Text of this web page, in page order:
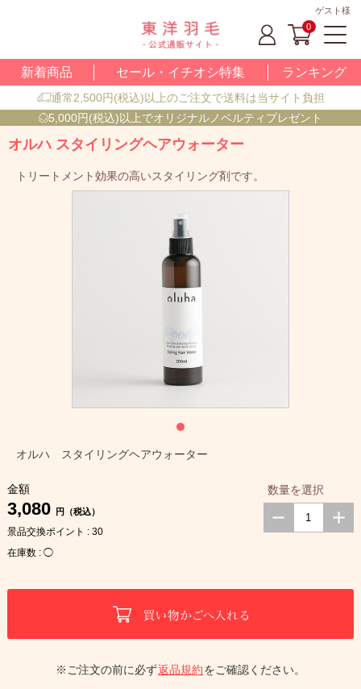
ゲスト様
0
新着商品 セール・イチオシ特集 ランキング
通常2,500円(税込)以上のご注文で送料は当サイト負担
5,000円(税込)以上でオリジナルノベルティプレゼント
オルハ スタイリングヘアウォーター
トリートメント効果の高いスタイリング剤です。
オルハ スタイリングヘアウォーター
金額
3,080 円（税込）
景品交換ポイント : 30
在庫数 : ◯
数量を選択
※ご注文の前に必ず返品規約をご確認ください。